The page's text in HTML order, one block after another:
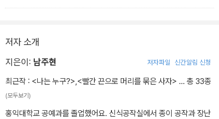
를 통해 소유에 관해 다시 생각해 볼 수 있다.
다음 날에도, 그 다음 날에도…….
저자 소개
지은이: 남주현 저자파일 신간알림 신청
최근작 : <나는 누구?>,<빨간 끈으로 머리를 묶은 사자> … 총 33종
(모두보기)
홍익대학교 공예과를 졸업했어요. 신식공작실에서 종이 공작과 장난